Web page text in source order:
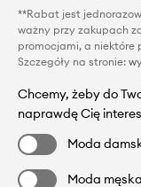
**Rabat jest
ważny przy zakupach
promocjami, a niektóre
Szczegóły na stronie:
Chcemy, żeby do
naprawdę Cię
Moda
Moda męska